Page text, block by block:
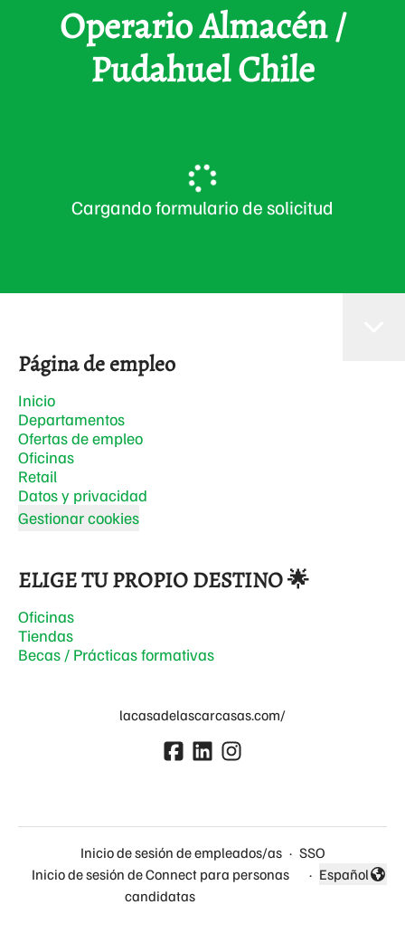
Operario Almacén /
Pudahuel Chile
Cargando formulario de solicitud
Página de empleo
Inicio
Departamentos
Ofertas de empleo
Oficinas
Retail
Datos y privacidad
Gestionar cookies
ELIGE TU PROPIO DESTINO 🌟
Oficinas
Tiendas
Becas / Prácticas formativas
lacasadelascarcasas.com/
Inicio de sesión de empleados/as · SSO
Inicio de sesión de Connect para personas
candidatas
·
Cambiar
Español